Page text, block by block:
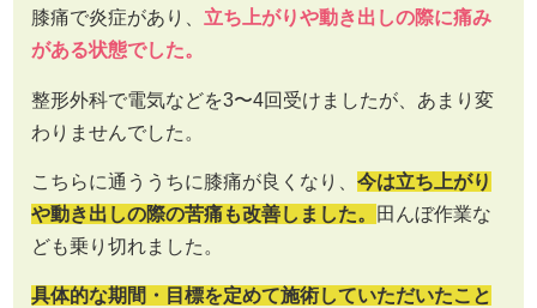
膝痛で炎症があり、 立ち上がりや動き出しの際に痛み
がある状態でした。
整形外科で電気などを3〜4回受けましたが、あまり変
わりませんでした。
こちらに通ううちに膝痛が良くなり、 今は立ち上がり
や動き出しの際の苦痛も改善しました。
田んぼ作業な
ども乗り切れました。
具体的な期間・目標を定めて施術していただいたこと